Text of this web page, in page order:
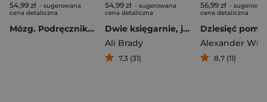
54,99 zł - sugerowana
cena detaliczna
Mózg. Podręcznik użytkownika wyd. 3
54,99 zł - sugerowana
cena detaliczna
Dwie księgarnie, jedna miłość
Ali Brady
7,3 (31)
56,99 zł -
cena detaliczna
Alexander
8,7 (11)